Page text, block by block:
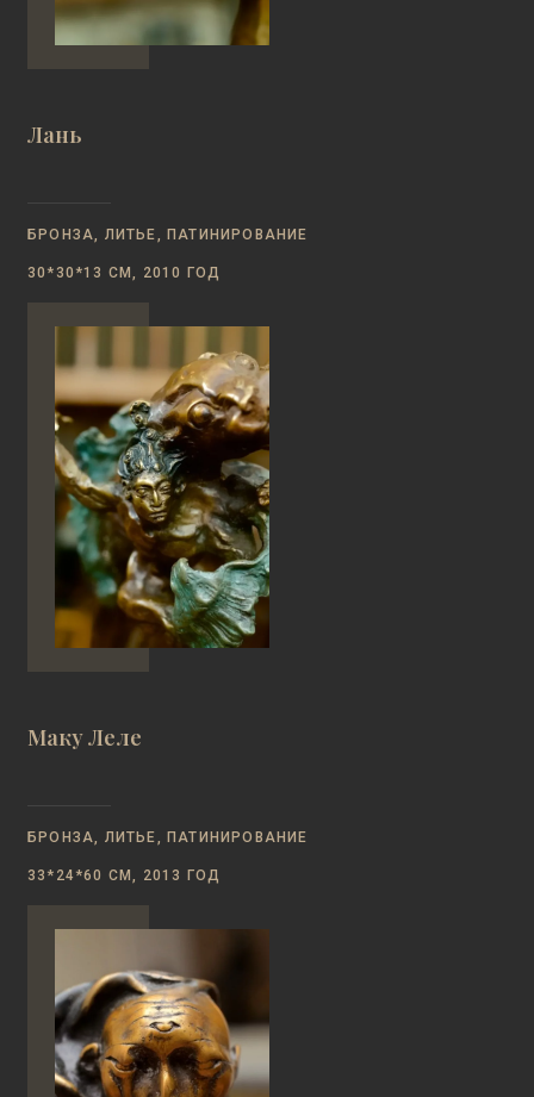
Лань
БРОНЗА, ЛИТЬЕ, ПАТИНИРОВАНИЕ
30*30*13 СМ, 2010 ГОД
Маку Леле
БРОНЗА, ЛИТЬЕ, ПАТИНИРОВАНИЕ
33*24*60 СМ, 2013 ГОД